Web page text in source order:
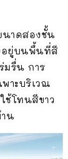
าดสองชั้น
อยู่บนพื้นที่สี
มรื่น การ
าะบริเวณ
ช้โทนสีขาว
น